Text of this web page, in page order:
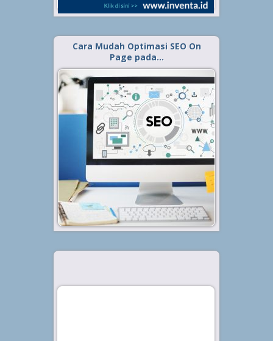
Cara Mudah Optimasi SEO On
Page pada…
Diterbitkan tanggal 11 Nov 2021, dalam kategori
Tips
.
SEO on Page merupakan salah
satu komponen dalam optimasi
website yang harus diperhatikan.
Terlebih kalau kamu ingin website
atau blog-mu tampil di halaman
pertama mesin pencari dan
menggaet banyak trafik klik.
Nah,...
Baca Selengkapnya »